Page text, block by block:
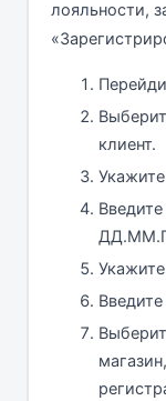
лояльности,
клиент.